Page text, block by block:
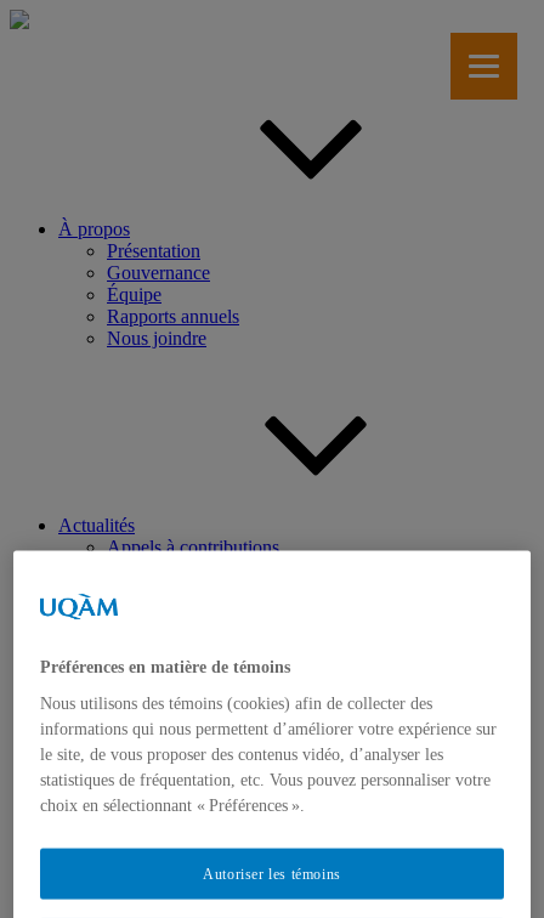
Aller
À propos
Présentation
Gouvernance
Équipe
Rapports annuels
Nous joindre
Actualités
Appels à contributions
Dans les médias
Événements à venir
Archives et bilans
Préférences en matière de témoins
Nous utilisons des témoins (cookies) afin de collecter des
informations qui nous permettent d’améliorer votre expérience sur
le site, de vous proposer des contenus vidéo, d’analyser les
statistiques de fréquentation, etc. Vous pouvez personnaliser votre
choix en sélectionnant « Préférences ».
Autoriser les témoins